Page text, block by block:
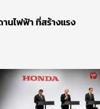
นไฟฟ้า ที่สร้างแรง